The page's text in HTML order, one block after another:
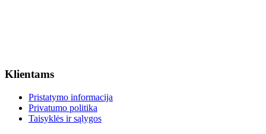
Klientams
Pristatymo informacija
Privatumo politika
Taisyklės ir sąlygos